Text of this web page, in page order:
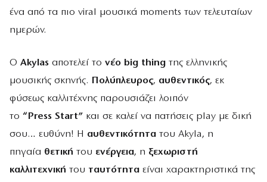
ένα από τα πιο viral μουσικά moments των τελευταίων
ημερών.
Ο Akylas αποτελεί το νέο big thing της ελληνικής
μουσικής σκηνής. Πολύπλευρος, αυθεντικός, εκ
φύσεως καλλιτέχνης παρουσιάζει λοιπόν
το “Press Start” και σε καλεί να πατήσεις play με δική
σου… ευθύνη! Η αυθεντικότητα του Akyla, η
πηγαία θετική του ενέργεια, η ξεχωριστή
καλλιτεχνική του ταυτότητα είναι χαρακτηριστικά της